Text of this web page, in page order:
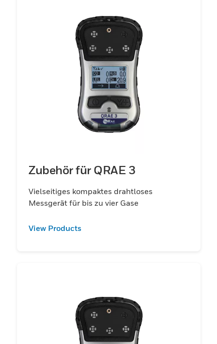
Zubehör für QRAE 3
Vielseitiges kompaktes drahtloses
Messgerät für bis zu vier Gase
View Products